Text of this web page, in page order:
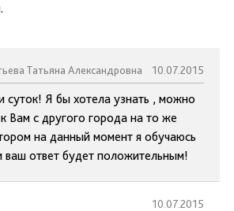
Татьяна Александровна 10.07.2015
суток! Я бы хотела узнать , можно
Вам с другого города на то же
на данный момент я обучаюсь
ваш ответ будет положительным!
10.07.2015